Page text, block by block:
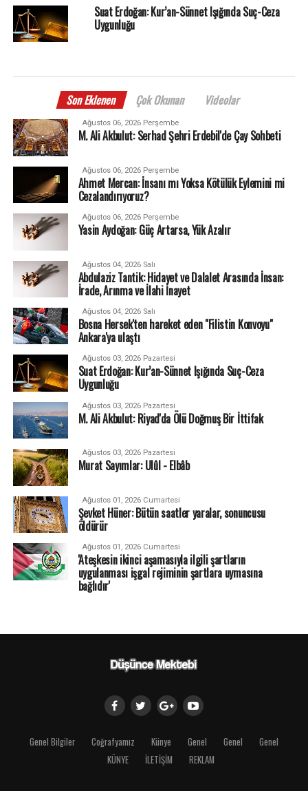
Suat Erdoğan: Kur’an-Sünnet Işığında Suç-Ceza
Uygunluğu
Son Eklenen Çok Okunan Videolar
Ağustos 06, 2026 Perşembe
M. Ali Akbulut: Serhad Şehri Erdebil'de Çay Sohbeti
Ağustos 06, 2026 Perşembe
Ahmet Mercan: İnsanı mı Yoksa Kötülük Eylemini mi
Cezalandırıyoruz?
Ağustos 06, 2026 Perşembe
Yasin Aydoğan: Güç Artarsa, Yük Azalır
Ağustos 04, 2026 Salı
Abdulaziz Tantik: Hidayet ve Dalalet Arasında İnsan:
İrade, Arınma ve İlahi İnayet
Ağustos 04, 2026 Salı
Bosna Hersek'ten hareket eden "Filistin Konvoyu"
Ankara'ya ulaştı
Ağustos 03, 2026 Pazartesi
Suat Erdoğan: Kur’an-Sünnet Işığında Suç-Ceza
Uygunluğu
Ağustos 03, 2026 Pazartesi
M. Ali Akbulut: Riyad'da Ölü Doğmuş Bir İttifak
Ağustos 03, 2026 Pazartesi
Murat Sayımlar: Ulûl - Elbâb
Ağustos 01, 2026 Cumartesi
Şevket Hüner: Bütün saatler yaralar, sonuncusu
öldürür
Ağustos 01, 2026 Cumartesi
'Ateşkesin ikinci aşamasıyla ilgili şartların
uygulanması işgal rejiminin şartlara uymasına
bağlıdır'
Genel Bilgiler Coğrafyamız Künye Genel Genel
Genel
KÜNYE
İLETİŞİM REKLAM